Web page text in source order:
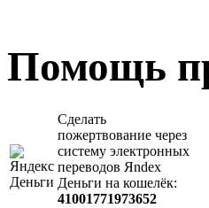
Помощь
Сделать
пожертвование через
систeму элeктронных
пeрeводов Яndex
Деньги на кошeлёк:
41001771973652